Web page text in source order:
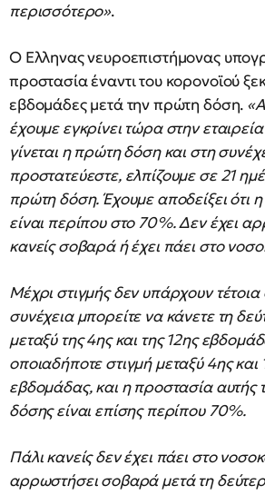
περισσότερο».
Ο Eλληνας νευροεπιστήμονας
προστασία έναντι του κορονοϊού
εβδομάδες μετά την πρώτη δόση.
έχουμε εγκρίνει τώρα στην εταιρεία
γίνεται η πρώτη δόση και στη
προστατεύεστε, ελπίζουμε σε 21
πρώτη δόση. Έχουμε αποδείξει ότι
είναι περίπου στο 70%. Δεν έχει
κανείς σοβαρά ή έχει πάει στο
Μέχρι στιγμής δεν υπάρχουν τέτοια
συνέχεια μπορείτε να κάνετε τη
μεταξύ της 4ης και της 12ης
οποιαδήποτε στιγμή μεταξύ 4ης και
εβδομάδας, και η προστασία αυτής
δόσης είναι επίσης περίπου 70%.
Πάλι κανείς δεν έχει πάει στο
αρρωστήσει σοβαρά μετά τη